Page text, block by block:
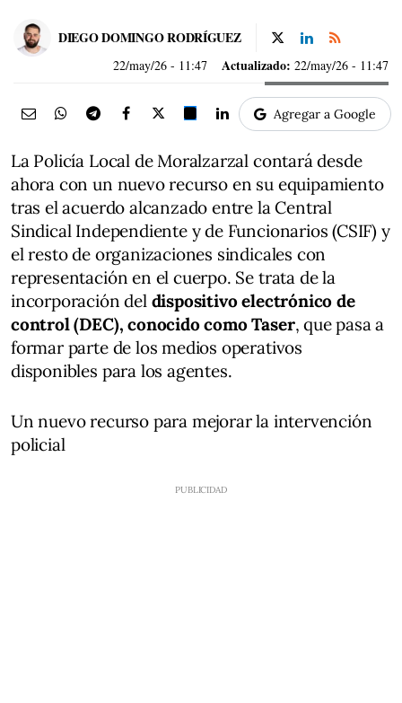
DIEGO DOMINGO RODRÍGUEZ
22/may/26 - 11:47 Actualizado: 22/may/26 - 11:47
Agregar a Google
La Policía Local de Moralzarzal contará desde
ahora con un nuevo recurso en su equipamiento
tras el acuerdo alcanzado entre la Central
Sindical Independiente y de Funcionarios (CSIF) y
el resto de organizaciones sindicales con
representación en el cuerpo. Se trata de la
incorporación del dispositivo electrónico de
control (DEC), conocido como Taser, que pasa a
formar parte de los medios operativos
disponibles para los agentes.
Un nuevo recurso para mejorar la intervención
policial